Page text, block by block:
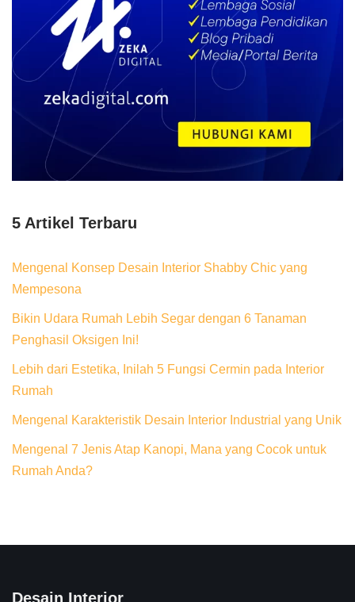
5 Artikel Terbaru
Mengenal Konsep Desain Interior Shabby Chic yang
Mempesona
Bikin Udara Rumah Lebih Segar dengan 6 Tanaman
Penghasil Oksigen Ini!
Lebih dari Estetika, Inilah 5 Fungsi Cermin pada Interior
Rumah
Mengenal Karakteristik Desain Interior Industrial yang Unik
Mengenal 7 Jenis Atap Kanopi, Mana yang Cocok untuk
Rumah Anda?
Desain Interior